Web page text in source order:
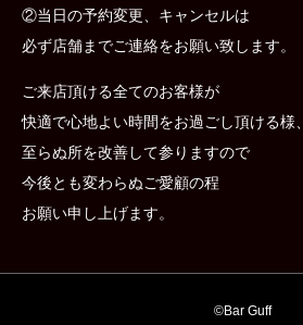
②当日の予約変更、キャンセルは
必ず店舗までご連絡をお願い致します。
ご来店頂ける全てのお客様が
快適で心地よい時間をお過ごし頂ける様、
至らぬ所を改善して参りますので
今後とも変わらぬご愛顧の程
お願い申し上げます。
©︎Bar Guff